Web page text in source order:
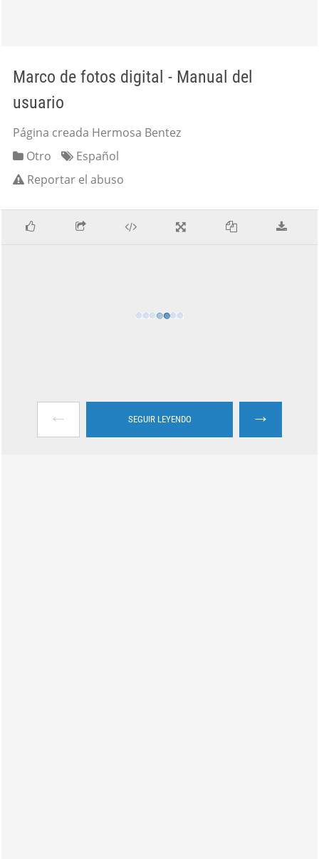
Marco de fotos digital - Manual del
usuario
Página creada Hermosa Bentez
Otro
Español
Reportar el abuso
← SEGUIR LEYENDO →